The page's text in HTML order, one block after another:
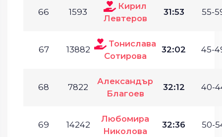
66 1593
Кирил
Левтеров
31:53 55-
67 13882
Тонислава
Сотирова
32:02 45-
68 7822
Александър
Благоев
32:12 40-
69 14242
Любомира
Николова
32:36 50-